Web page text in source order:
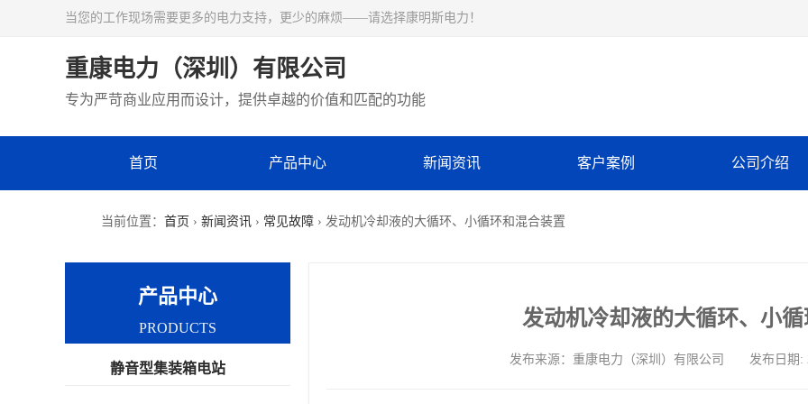
当您的工作现场需要更多的电力支持，更少的麻烦——请选择康明斯电力！
重康电力（深圳）有限公司
专为严苛商业应用而设计，提供卓越的价值和匹配的功能
首页 产品中心 新闻资讯 客户案例 公司介绍
当前位置： 首页 › 新闻资讯 › 常见故障 › 发动机冷却液的大循环、小循环和混合装置
发动机冷却液的大循环、小
发布来源：重康电力（深圳）有限公司 发布日
产品中心
PRODUCTS
静音型集装箱电站